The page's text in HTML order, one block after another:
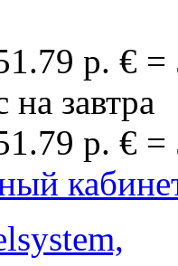
р. € =
на завтра
р. € =